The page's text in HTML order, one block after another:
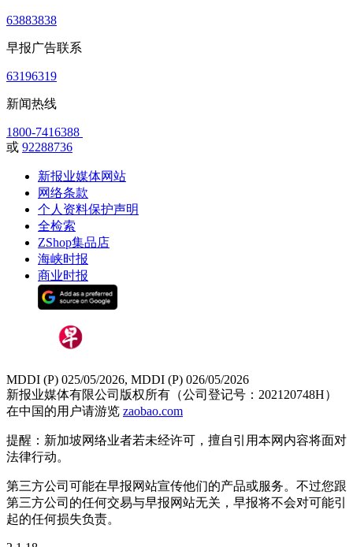
63883838
早报广告联系
63196319
新闻热线
1800-7416388
或 92288736
新报业媒体网站
网络条款
个人资料保护声明
全检索
ZShop集品店
海峡时报
商业时报
MDDI (P) 025/05/2026, MDDI (P) 026/05/2026
新报业媒体有限公司版权所有（公司登记号：202120748H）
在中国的用户请游览 zaobao.com
提醒：新加坡网络业者若未经许可，擅自引用本网内容将面对
法律行动。
第三方公司可能在早报网站宣传他们的产品或服务。不过您跟
第三方公司的任何交易与早报网站无关，早报将不会对可能引
起的任何损失负责。